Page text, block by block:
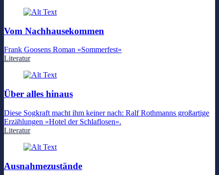
Vom Nachhausekommen
Frank Goosens Roman »Sommerfest«
Literatur
Über alles hinaus
Diese Sogkraft macht ihm keiner nach: Ralf Rothmanns großartige
Erzählungen »Hotel der Schlaflosen«.
Literatur
Ausnahmezustände